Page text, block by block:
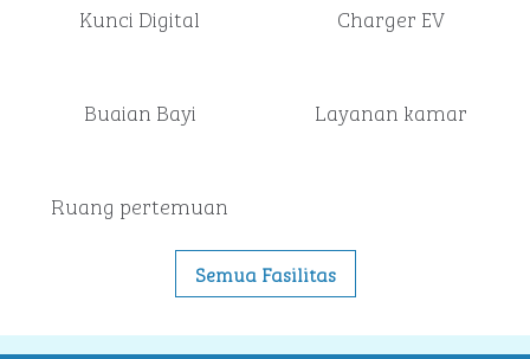
Kunci Digital Charger EV
Buaian Bayi Layanan kamar
Ruang pertemuan
Semua Fasilitas